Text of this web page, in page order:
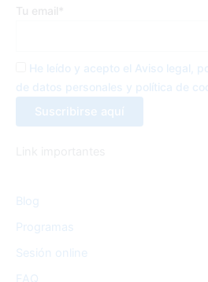
b
o
o
k
f
t
e
r
g
r
a
Tu email*
He leído y acepto el Aviso legal,
de datos personales y política de
Blog
Programas
Sesión online